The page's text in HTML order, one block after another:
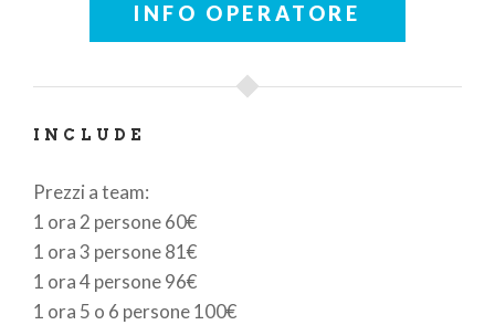
INFO OPERATORE
INCLUDE
Prezzi a team:
1 ora 2 persone 60€
1 ora 3 persone 81€
1 ora 4 persone 96€
1 ora 5 o 6 persone 100€